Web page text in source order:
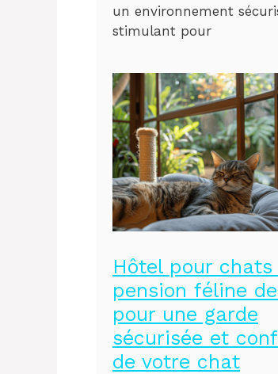
un environnement
stimulant pour
Hôtel pour chats
pension féline
pour une garde
sécurisée et
de votre chat